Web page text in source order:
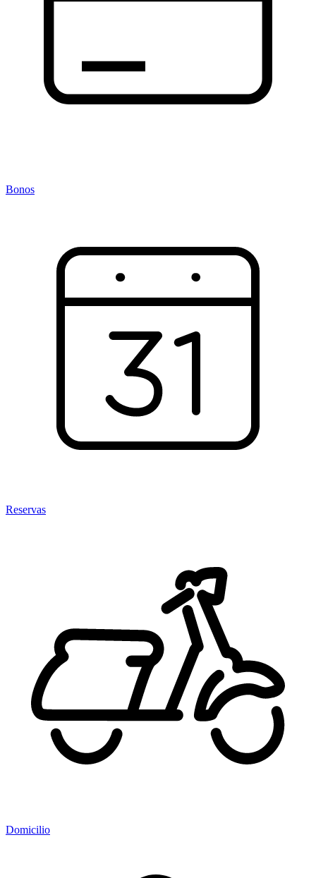
Bonos
Reservas
Domicilio